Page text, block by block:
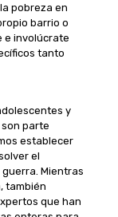
pobreza en
barrio o
e involúcrate
tanto
y
son parte
establecer
el
Mientras
también
que han